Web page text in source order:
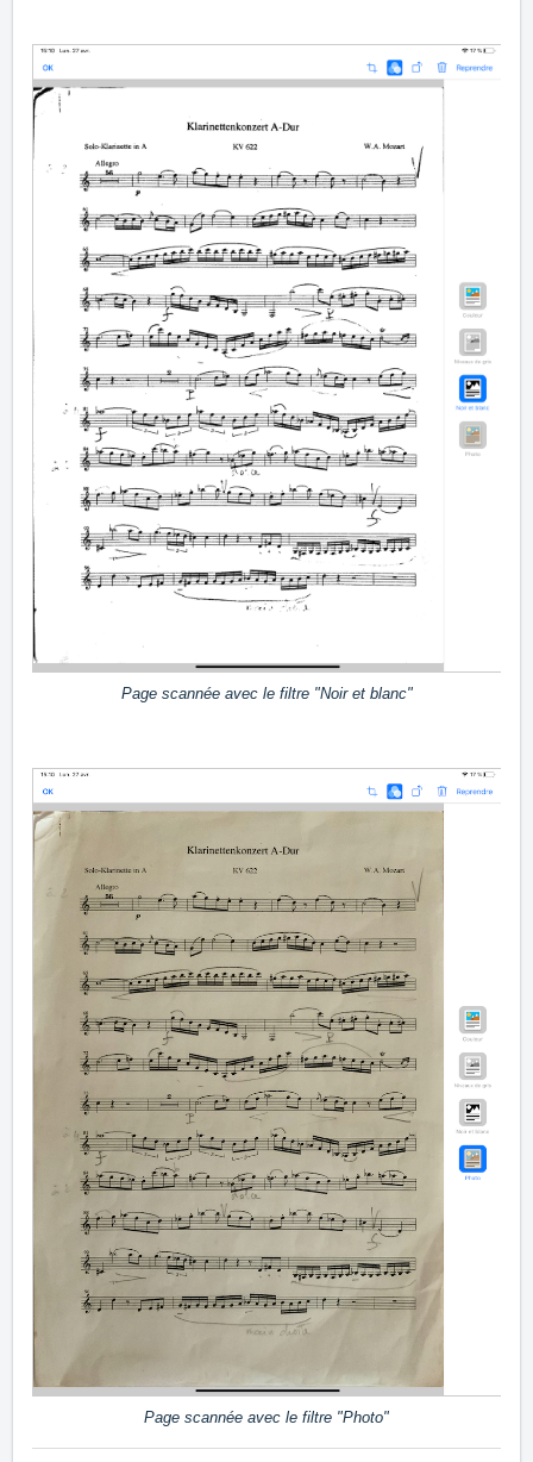
Page scannée avec le filtre "Noir et blanc"
Page scannée avec le filtre "Photo"